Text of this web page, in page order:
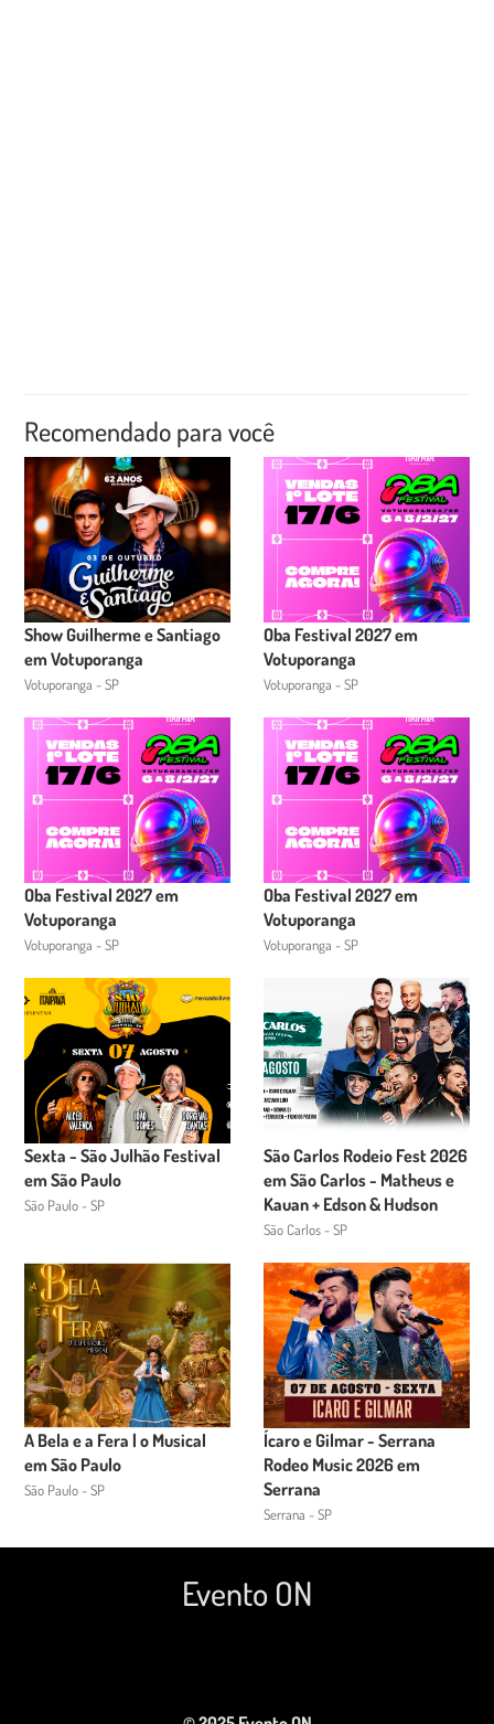
Recomendado para você
Show Guilherme e Santiago
em Votuporanga
Votuporanga - SP
Oba Festival 2027 em
Votuporanga
Votuporanga - SP
Oba Festival 2027 em
Votuporanga
Votuporanga - SP
Oba Festival 2027 em
Votuporanga
Votuporanga - SP
Sexta - São Julhão Festival
em São Paulo
São Paulo - SP
São Carlos Rodeio Fest 2026
em São Carlos - Matheus e
Kauan + Edson & Hudson
São Carlos - SP
A Bela e a Fera | o Musical
em São Paulo
São Paulo - SP
Ícaro e Gilmar - Serrana
Rodeo Music 2026 em
Serrana
Serrana - SP
Evento ON